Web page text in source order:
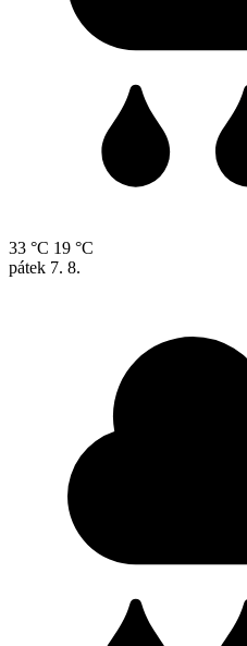
33 °C 19 °C
pátek 7. 8.